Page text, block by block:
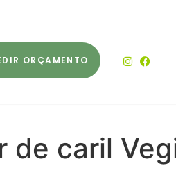
ORÇAMENTO
de caril